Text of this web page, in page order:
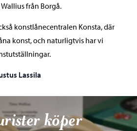
från Borgå.
konstlånecentralen Konsta, där
konst, och naturligtvis har vi
Lassila
köper